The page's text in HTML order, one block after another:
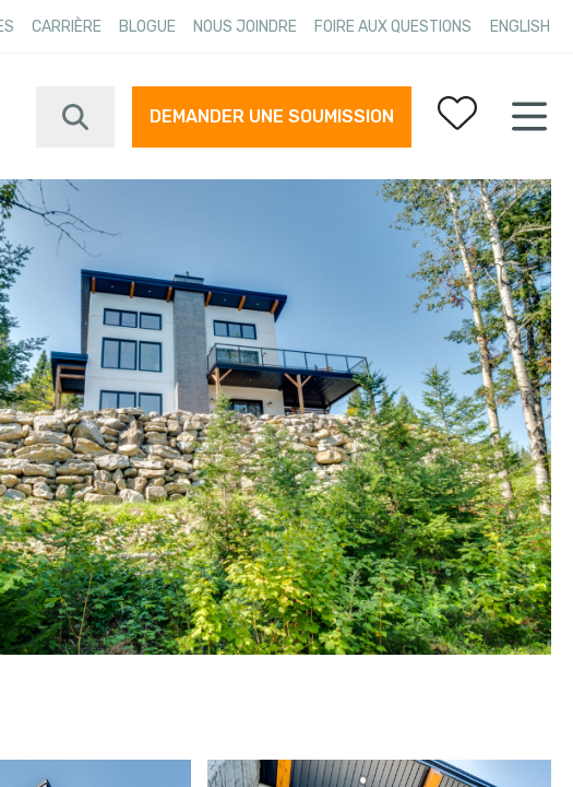
CARRIÈRE BLOGUE NOUS JOINDRE FOIRE AUX QUESTIONS ENGLISH
DEMANDER UNE SOUMISSION Vos favoris